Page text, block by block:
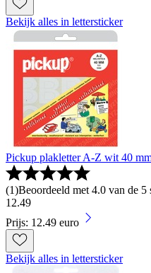
Bekijk alles in lettersticker
Pickup plakletter A-Z wit 40
(1)Beoordeeld met 4.0 van de
12.49
Prijs: 12.49 euro
Bekijk alles in lettersticker